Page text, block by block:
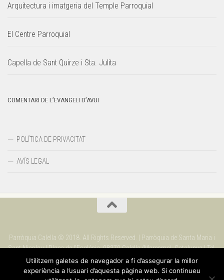
Arquitectura i imatgeria del Temple Parroquial
El Centre Parroquial
Capella de Sant Quirze i Sta. Julita
COMENTARI DE L’EVANGELI D’AVUI
POLÍTICA DE PRIVACITAT
AVÍS LEGAL
Parròquia Calella © 2018. All Rights Reserved. | Parròquia de Santa Maria i
Sant Nicolau | Plaça de l'Església. 08370 Calella (Maresme). Catalunya | Tel.
937 69 09 90
Utilitzem galetes de navegador a fi d’assegurar la millor
experiència a l’usuari d’aquesta pàgina web. Si continueu